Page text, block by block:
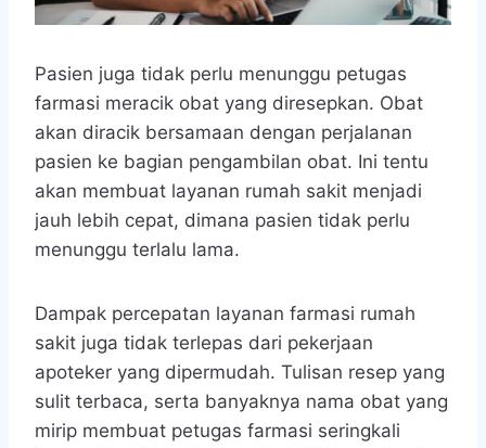
Pasien juga tidak perlu menunggu petugas
farmasi meracik obat yang diresepkan. Obat
akan diracik bersamaan dengan perjalanan
pasien ke bagian pengambilan obat. Ini tentu
akan membuat layanan rumah sakit menjadi
jauh lebih cepat, dimana pasien tidak perlu
menunggu terlalu lama.
Dampak percepatan layanan farmasi rumah
sakit juga tidak terlepas dari pekerjaan
apoteker yang dipermudah. Tulisan resep yang
sulit terbaca, serta banyaknya nama obat yang
mirip membuat petugas farmasi seringkali